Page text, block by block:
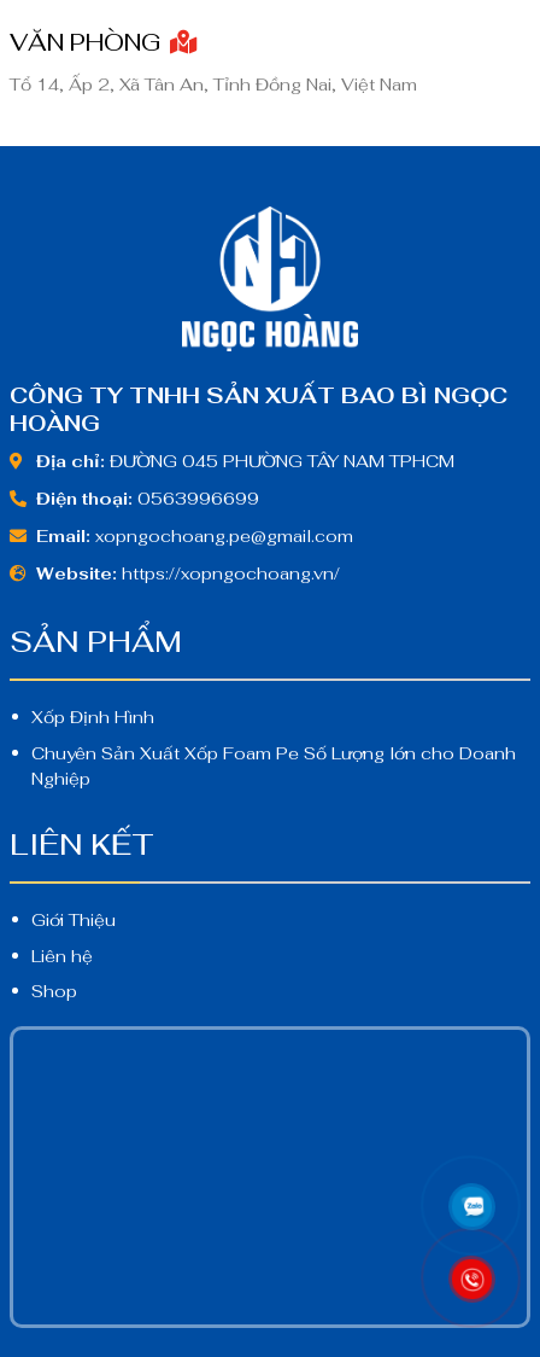
VĂN PHÒNG
Tổ 14, Ấp 2, Xã Tân An, Tỉnh Đồng Nai, Việt Nam
CÔNG TY TNHH SẢN XUẤT BAO BÌ NGỌC
HOÀNG
Địa chỉ: ĐƯỜNG 045 PHƯỜNG TÂY NAM TPHCM
Điện thoại: 0563996699
Email: xopngochoang.pe@gmail.com
Website: https://xopngochoang.vn/
SẢN PHẨM
Xốp Định Hình
Chuyên Sản Xuất Xốp Foam Pe Số Lượng lớn cho Doanh
Nghiệp
LIÊN KẾT
Giới Thiệu
Liên hệ
Shop